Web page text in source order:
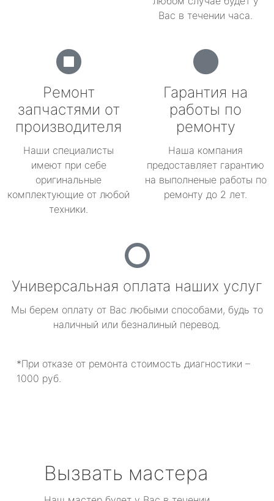
Вас в течении часа.
Ремонт
запчастями от
производителя
Наши специалисты
имеют при себе
оригинальные
комплектующие от любой
техники.
Гарантия на
работы по
ремонту
Наша компания
предоставляет гарантию
на выполненые работы по
ремонту до 2 лет.
Универсальная оплата наших услуг
Мы берем оплату от Вас любыми способами, будь то
наличный или безналиный перевод.
*При отказе от ремонта стоимость диагностики –
1000 руб.
Вызвать мастера